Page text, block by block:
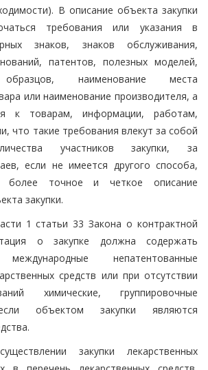
В описание объекта закупки
требования или указания в
знаков, знаков обслуживания,
патентов, полезных моделей,
наименование места
или наименование производителя, а
к товарам, информации, работам,
что такие требования влекут за собой
участников закупки, за
если не имеется другого способа,
более точное и четкое описание
закупки.
1 статьи 33 Закона о контрактной
о закупке должна содержать
непатентованные
средств или при отсутствии
химические, группировочные
объектом закупки являются
закупки лекарственных